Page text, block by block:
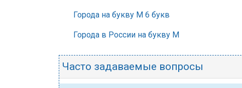
Города на букву М 6 букв
Города в России на букву М
Часто задаваемые вопросы